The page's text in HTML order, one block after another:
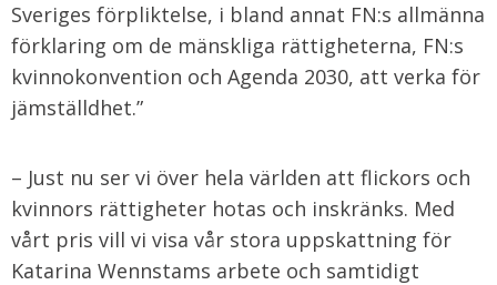
Sveriges förpliktelse, i bland annat FN:s allmänna
förklaring om de mänskliga rättigheterna, FN:s
kvinnokonvention och Agenda 2030, att verka för
jämställdhet.”
– Just nu ser vi över hela världen att flickors och
kvinnors rättigheter hotas och inskränks. Med
vårt pris vill vi visa vår stora uppskattning för
Katarina Wennstams arbete och samtidigt